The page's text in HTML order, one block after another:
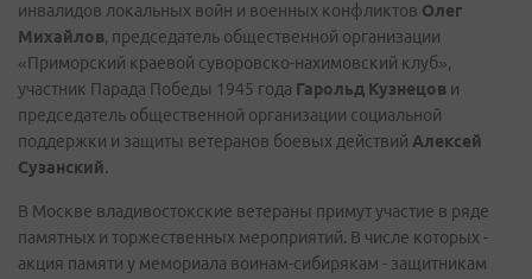
инвалидов локальных войн и военных конфликтов Олег
Михайлов, председатель общественной организации
«Приморский краевой суворовско-нахимовский клуб»,
участник Парада Победы 1945 года Гарольд Кузнецов и
председатель общественной организации социальной
поддержки и защиты ветеранов боевых действий Алексей
Сузанский.
В Москве владивостокские ветераны примут участие в ряде
памятных и торжественных мероприятий. В числе которых -
акция памяти у мемориала воинам-сибирякам - защитникам